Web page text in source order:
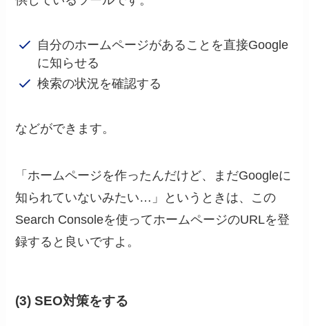
自分のホームページがあることを直接Google
に知らせる
検索の状況を確認する
などができます。
「ホームページを作ったんだけど、まだGoogleに
知られていないみたい…」というときは、この
Search Consoleを使ってホームページのURLを登
録すると良いですよ。
(3) SEO対策をする